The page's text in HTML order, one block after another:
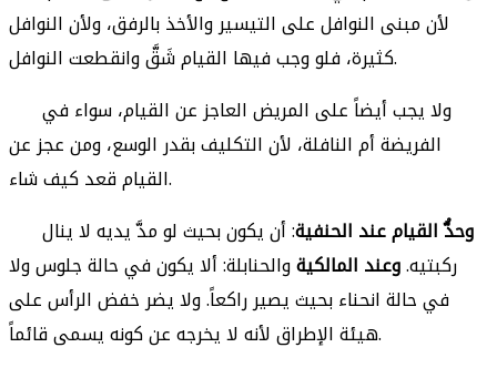
لأن مبنى النوافل على التيسير والأخذ بالرفق، ولأن النوافل
كثيرة، فلو وجب فيها القيام شَقَّ وانقطعت النوافل.
الفريضة أم النافلة، لأن التكليف بقدر الوسع، ومن عجز عن
القيام قعد كيف شاء.
وحدُّ القيام عند الحنفية: أن يكون بحيث لو مدَّ يديه لا ينال
ركبتيه.وعند المالكيةوالحنابلة: ألا يكون في حالة جلوس ولا
في حالة انحناء بحيث يصير راكعاً. ولا يضر خفض الرأس على
هيئة الإطراق لأنه لا يخرجه عن كونه يسمى قائماً.